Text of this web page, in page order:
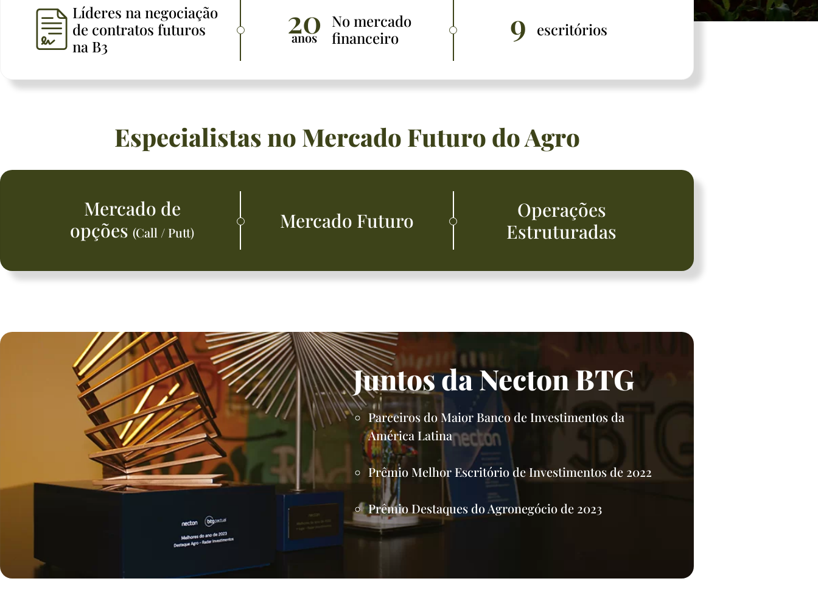
Líderes na negociação
de contratos futuros
na B3
20
anos
No mercado
financeiro
9 escritórios
Especialistas no Mercado Futuro do Agro
Mercado de
opções(Call / Putt) Mercado Futuro
Operações
Estruturadas
Juntos da Necton BTG
Parceiros do Maior Banco de Investimentos da
América Latina
Prêmio Melhor Escritório de Investimentos de 2022
Prêmio Destaques do Agronegócio de 2023